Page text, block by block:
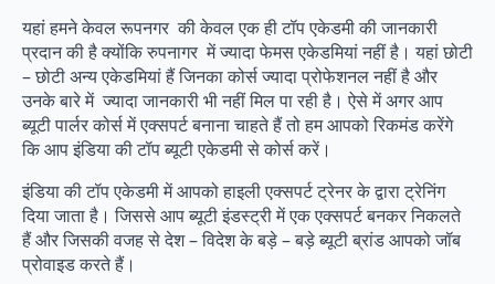
यहां हमने केवल रूपनगर की केवल एक ही टॉप एकेडमी की जानकारी
प्रदान की है क्योंकि रुपनागर में ज्यादा फेमस एकेडमियां नहीं है। यहां छोटी
– छोटी अन्य एकेडमियां हैं जिनका कोर्स ज्यादा प्रोफेशनल नहीं है और
उनके बारे में ज्यादा जानकारी भी नहीं मिल पा रही है। ऐसे में अगर आप
ब्यूटी पार्लर कोर्स में एक्सपर्ट बनाना चाहते हैं तो हम आपको रिकमंड करेंगे
कि आप इंडिया की टॉप ब्यूटी एकेडमी से कोर्स करें।
इंडिया की टॉप एकेडमी में आपको हाइली एक्सपर्ट ट्रेनर के द्वारा ट्रेनिंग
दिया जाता है। जिससे आप ब्यूटी इंडस्ट्री में एक एक्सपर्ट बनकर निकलते
हैं और जिसकी वजह से देश – विदेश के बड़े – बड़े ब्यूटी ब्रांड आपको जॉब
प्रोवाइड करते हैं।